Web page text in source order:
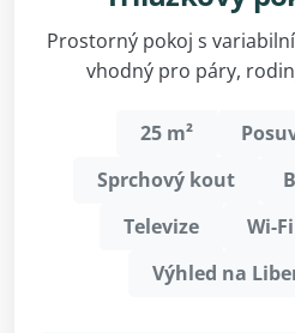
Prostorný pokoj s
vhodný pro páry,
25 m²
Sprchový kout
Televize
Wi-Fi
Výhled na